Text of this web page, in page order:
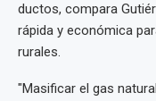
ductos, compara
rápida y económica
rurales.
"Masificar el gas